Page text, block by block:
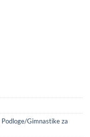
Podloge/Gimnastike za